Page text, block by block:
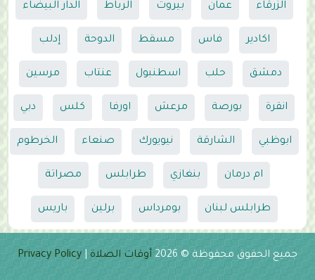
الزرقاء عمان بيروت الرباط الدار البيضاء
اكادير فاس مسقط الدوحة إدلب
دمشق حلب اسطنبول عنتاب مرسين
انقرة بورصة مرعش اورفا كلس دبي
ابوظبي الشارقة نيويورك صنعاء الخرطوم
ام درمان بنغازي طرابلس مصراتة
طرابلس لبنان بومرداس برلين باريس
جميع الحقوق محفوظة © 2026 أوقات الصلاة|
Privacy Policy